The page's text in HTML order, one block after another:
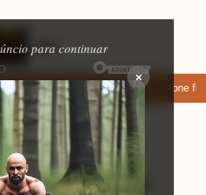
para continuar
×
enviar fotos e vídeos Microfone
Switch OLED
para jogar